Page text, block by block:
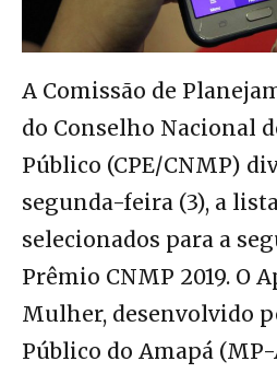
A Comissão de
do Conselho Nacional
Público (CPE/CNMP)
segunda-feira (3), a
selecionados para a
Prêmio CNMP 2019. O
Mulher, desenvolvido
Público do Amapá